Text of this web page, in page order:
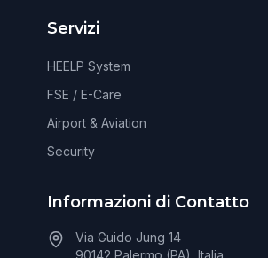
Servizi
HEELP System
FSE / E-Care
Airport & Aviation
Security
Informazioni di Contatto
Via Guido Jung 14
90142 Palermo (PA), Italia